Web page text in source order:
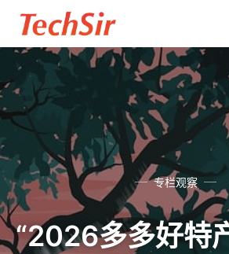
专栏观察
“2026多多好特